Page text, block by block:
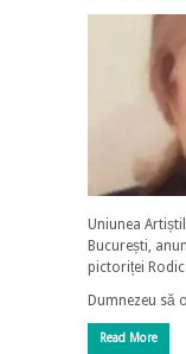
Uniunea
București,
pictoriței
Dumnezeu să
Read More